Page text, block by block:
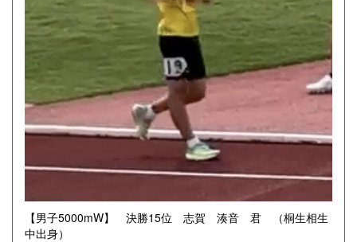
【男子5000mW】 決勝15位 志賀 湊音 君 （桐生相生
中出身）